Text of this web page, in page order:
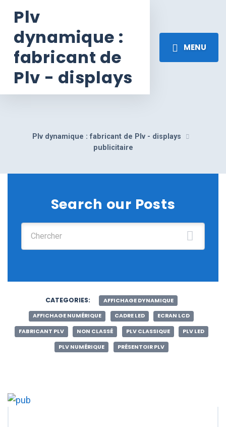
Plv
dynamique :
fabricant de
Plv - displays
MENU
Plv dynamique : fabricant de Plv - displays
publicitaire
Search our Posts
CATEGORIES: AFFICHAGE DYNAMIQUE
AFFICHAGE NUMÉRIQUE CADRE LED ECRAN LCD
FABRICANT PLV NON CLASSÉ PLV CLASSIQUE PLV LED
PLV NUMÉRIQUE PRÉSENTOIR PLV